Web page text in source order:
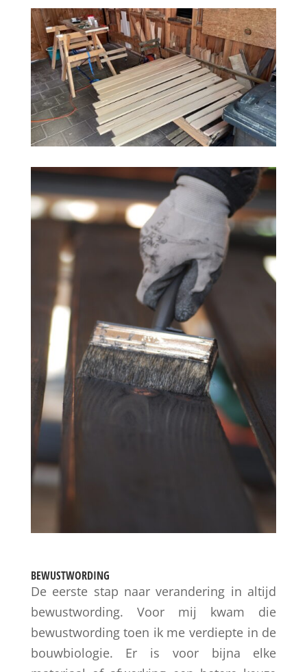
BEWUSTWORDING
De eerste stap naar verandering in altijd
bewustwording. Voor mij kwam die
bewustwording toen ik me verdiepte in de
bouwbiologie. Er is voor bijna elke